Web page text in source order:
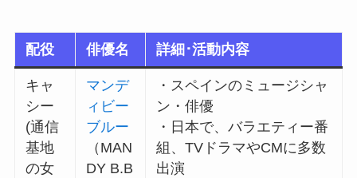
配役 俳優名 詳細･活動内容
キャ
シー
(通信
基地
の女
マンデ
ィビー
ブルー
（MAN
DY B.B
・スペインのミュージシャ
ン・俳優
・日本で、バラエティー番
組、TVドラマやCMに多数
出演